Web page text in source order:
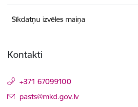
Sīkdatņu izvēles maiņa
Kontakti
+371 67099100
E-pasts:
pasts@mkd.gov.lv